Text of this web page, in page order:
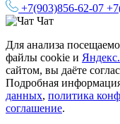
+7(903)856-62-07
Чат
Для анализа
файлы cookie и
сайтом, вы даёте
Подробная
данных, политика
соглашение.